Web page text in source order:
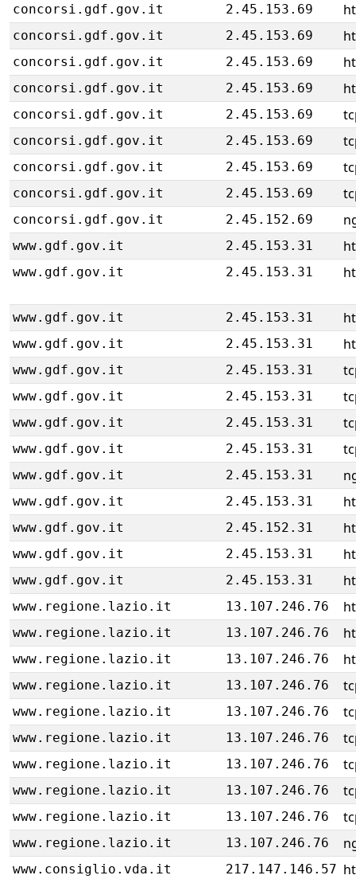
concorsi.gdf.gov.it 2.45.153.69
concorsi.gdf.gov.it 2.45.153.69
concorsi.gdf.gov.it 2.45.153.69
concorsi.gdf.gov.it 2.45.153.69
concorsi.gdf.gov.it 2.45.153.69
concorsi.gdf.gov.it 2.45.153.69
concorsi.gdf.gov.it 2.45.153.69
concorsi.gdf.gov.it 2.45.153.69
concorsi.gdf.gov.it 2.45.152.69
www.gdf.gov.it 2.45.153.31
www.gdf.gov.it 2.45.153.31
www.gdf.gov.it 2.45.153.31
www.gdf.gov.it 2.45.153.31
www.gdf.gov.it 2.45.153.31
www.gdf.gov.it 2.45.153.31
www.gdf.gov.it 2.45.153.31
www.gdf.gov.it 2.45.153.31
www.gdf.gov.it 2.45.153.31
www.gdf.gov.it 2.45.153.31
www.gdf.gov.it 2.45.152.31
www.gdf.gov.it 2.45.153.31
www.gdf.gov.it 2.45.153.31
www.regione.lazio.it 13.107.246.76
www.regione.lazio.it 13.107.246.76
www.regione.lazio.it 13.107.246.76
www.regione.lazio.it 13.107.246.76
www.regione.lazio.it 13.107.246.76
www.regione.lazio.it 13.107.246.76
www.regione.lazio.it 13.107.246.76
www.regione.lazio.it 13.107.246.76
www.regione.lazio.it 13.107.246.76
www.regione.lazio.it 13.107.246.76
www.consiglio.vda.it 217.147.146.57